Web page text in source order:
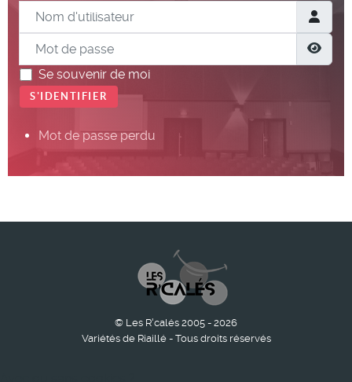
Nom d'utilisateur
Mot de passe
Se souvenir de moi
S'IDENTIFIER
Mot de passe perdu
© Les R'calés 2005 - 2026
Variétés de Riaillé - Tous droits réservés